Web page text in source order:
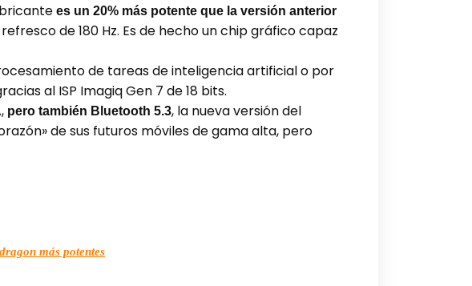
es un 20% más potente que la versión anterior
de 180 Hz. Es de hecho un chip gráfico capaz
de tareas de inteligencia artificial o por
al ISP Imagiq Gen 7 de 18 bits.
pero también Bluetooth 5.3, la nueva versión del
de sus futuros móviles de gama alta, pero
más potentes